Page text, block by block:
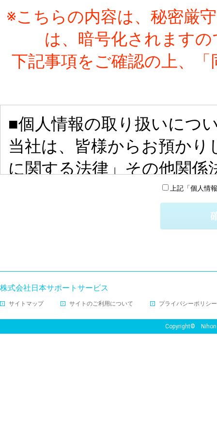
※こちらの内容は、秘密厳
は、暗号化されます
下記事項をご確認の上、
■個人情報の取り扱いにつ
当社は、皆様からお預か
に関する法律」その他関
本登録サービスは、本規
用することができます。
くまで任意のものですが
登録が完了せずお仕事の
■個人情報の利用目的につ
上記「個人情
株式会社日本サポートサービス
サイトマップ サイトのご利用について プライバシーポリシー
Copyright© Nihon